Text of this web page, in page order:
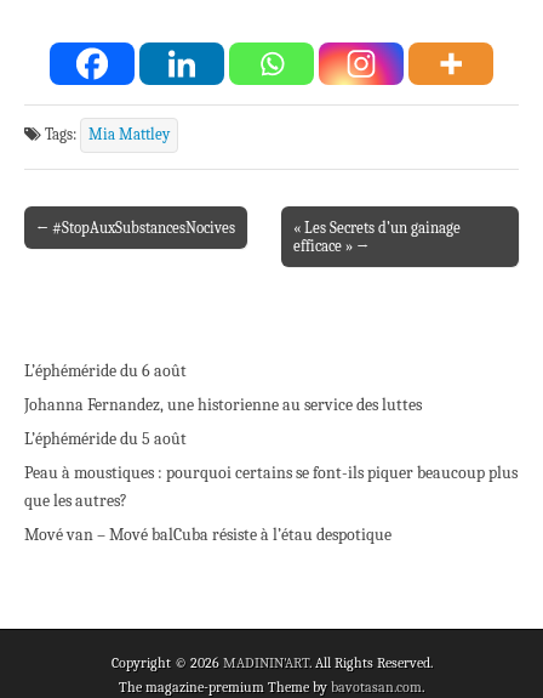
Tags: Mia Mattley
Post navigation
← #StopAuxSubstancesNocives
« Les Secrets d’un gainage
efficace » →
L’éphéméride du 6 août
Johanna Fernandez, une historienne au service des luttes
L’éphéméride du 5 août
Peau à moustiques : pourquoi certains se font-ils piquer beaucoup plus
que les autres?
Mové van – Mové balCuba résiste à l’étau despotique
Copyright © 2026 MADININ'ART. All Rights Reserved.
The magazine-premium Theme by bavotasan.com.